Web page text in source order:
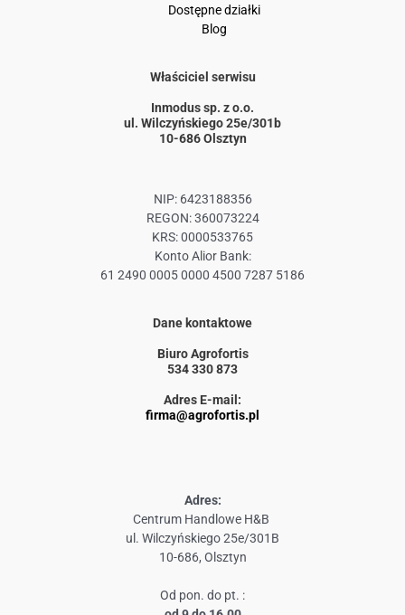
Dostępne działki
Blog
Właściciel serwisu
Inmodus sp. z o.o.
ul. Wilczyńskiego 25e/301b
10-686 Olsztyn
NIP: 6423188356
REGON: 360073224
KRS: 0000533765
Konto Alior Bank:
61 2490 0005 0000 4500 7287 5186
Dane kontaktowe
Biuro Agrofortis
534 330 873
Adres E-mail:
firma@agrofortis.pl
Adres:
Centrum Handlowe H&B
ul. Wilczyńskiego 25e/301B
10-686, Olsztyn
Od pon. do pt. :